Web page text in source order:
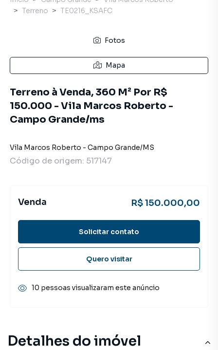
Detalhes do imóvel
Terreno
TE0216_KSAFC
Fotos
Mapa
Terreno à Venda, 360 M² Por R$
150.000 - Vila Marcos Roberto -
Campo Grande/ms
Vila Marcos Roberto - Campo Grande/MS
Código de origem: 517147
Venda R$ 150.000,00
Solicitar contato
Quero visitar
10 pessoas visualizaram este anúncio